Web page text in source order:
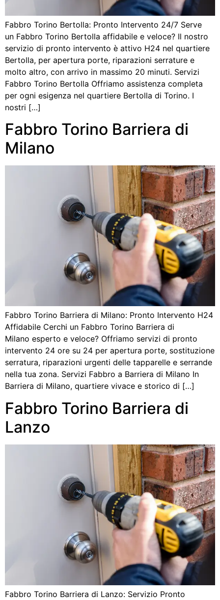
Fabbro Torino Bertolla: Pronto Intervento 24/7 Serve
un Fabbro Torino Bertolla affidabile e veloce? Il nostro
servizio di pronto intervento è attivo H24 nel quartiere
Bertolla, per apertura porte, riparazioni serrature e
molto altro, con arrivo in massimo 20 minuti. Servizi
Fabbro Torino Bertolla Offriamo assistenza completa
per ogni esigenza nel quartiere Bertolla di Torino. I
nostri […]
Fabbro Torino Barriera di
Milano
Fabbro Torino Barriera di Milano: Pronto Intervento H24
Affidabile Cerchi un Fabbro Torino Barriera di
Milano esperto e veloce? Offriamo servizi di pronto
intervento 24 ore su 24 per apertura porte, sostituzione
serratura, riparazioni urgenti delle tapparelle e serrande
nella tua zona. Servizi Fabbro a Barriera di Milano In
Barriera di Milano, quartiere vivace e storico di […]
Fabbro Torino Barriera di
Lanzo
Fabbro Torino Barriera di Lanzo: Servizio Pronto